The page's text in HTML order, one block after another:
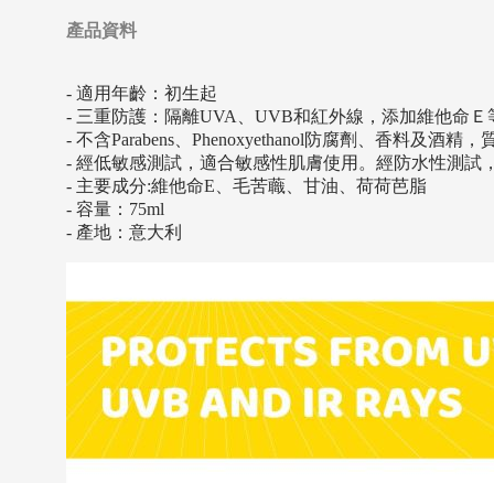
產品資料
- 適用年齡：初生起
- 三重防護：隔離UVA、UVB和紅外線，添加維他命
- 不含Parabens、Phenoxyethanol防腐劑、香料及酒精
- 經低敏感測試，適合敏感性肌膚使用。經防水性測試
- 主要成分:維他命E、毛苦蘵、甘油、荷荷芭脂
- 容量：75ml
- 產地：意大利